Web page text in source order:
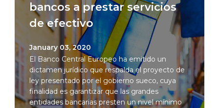
bancos a prestar servicios
de efectivo
January 03, 2020
El Banco Central Europeo ha emitido un
dictamen jurídico que respalda el proyecto de
ley presentado por el gobierno sueco, cuya
finalidad es garantizar que las grandes
entidades bancarias presten un nivel mínimo